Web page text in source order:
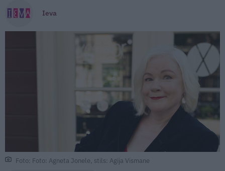
Ieva
Foto: Foto: Agneta Jonele, stils: Agija Vismane